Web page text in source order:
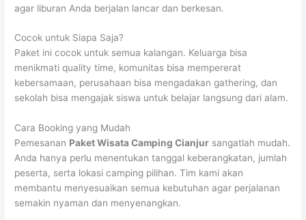
agar liburan Anda berjalan lancar dan berkesan.
Cocok untuk Siapa Saja?
Paket ini cocok untuk semua kalangan. Keluarga bisa
menikmati quality time, komunitas bisa mempererat
kebersamaan, perusahaan bisa mengadakan gathering, dan
sekolah bisa mengajak siswa untuk belajar langsung dari alam.
Cara Booking yang Mudah
Pemesanan Paket Wisata Camping Cianjur sangatlah mudah.
Anda hanya perlu menentukan tanggal keberangkatan, jumlah
peserta, serta lokasi camping pilihan. Tim kami akan
membantu menyesuaikan semua kebutuhan agar perjalanan
semakin nyaman dan menyenangkan.